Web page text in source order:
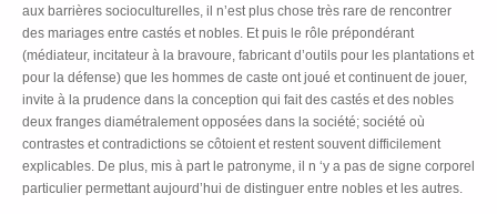
aux barrières socioculturelles, il n’est plus chose très rare de rencontrer
des mariages entre castés et nobles. Et puis le rôle prépondérant
(médiateur, incitateur à la bravoure, fabricant d’outils pour les plantations et
pour la défense) que les hommes de caste ont joué et continuent de jouer,
invite à la prudence dans la conception qui fait des castés et des nobles
deux franges diamétralement opposées dans la société; société où
contrastes et contradictions se côtoient et restent souvent difficilement
explicables. De plus, mis à part le patronyme, il n ‘y a pas de signe corporel
particulier permettant aujourd’hui de distinguer entre nobles et les autres.